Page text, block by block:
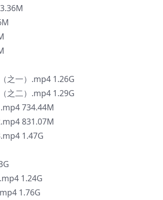
之一）.mp4 1.26G
之二）.mp4 1.29G
734.44M
831.07M
1.47G
1.24G
1.76G